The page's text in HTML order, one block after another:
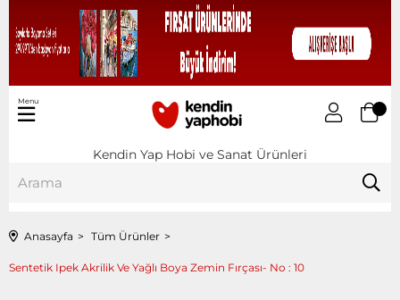
Kendin Yap Hobi ve Sanat Ürünleri
Menu
Anasayfa Tüm Ürünler
Sentetik Ipek Akrilik Ve Yağlı Boya Zemin Fırçası- No : 10